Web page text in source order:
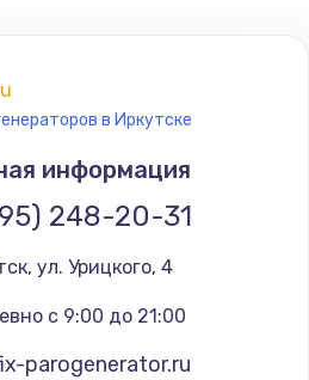
в Иркутске
информация
248-20-31
, ул. Урицкого, 4
с 9:00 до 21:00
parogenerator.ru